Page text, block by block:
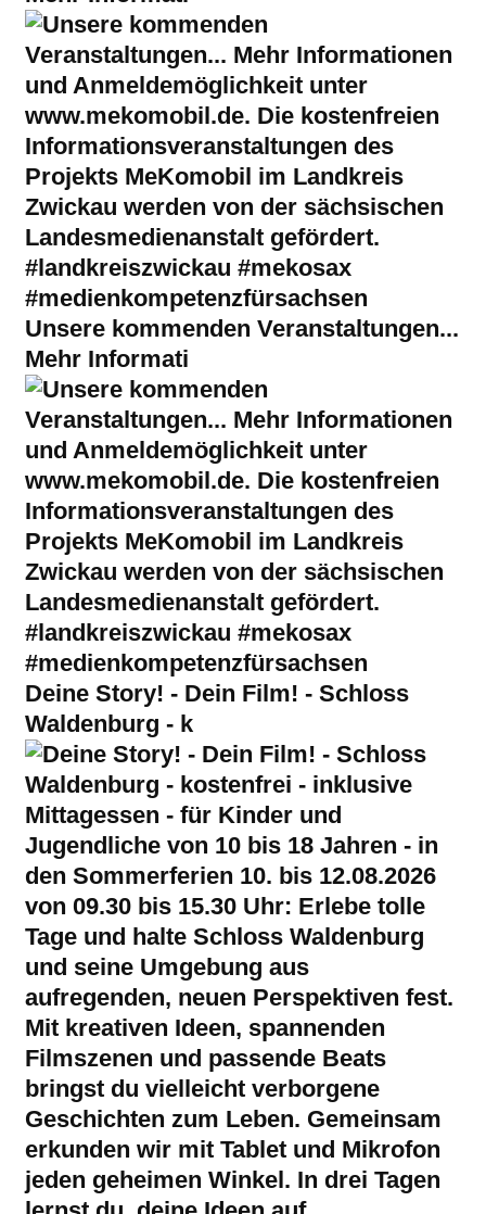
Unsere kommenden Veranstaltungen...
Mehr Informati
Deine Story! - Dein Film! - Schloss
Waldenburg - k